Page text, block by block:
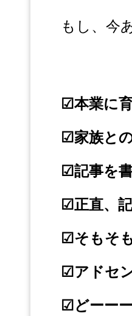
もし、今
☑本業に
☑家族と
☑記事を
☑正直、
☑そもそ
☑アドセ
☑どーー